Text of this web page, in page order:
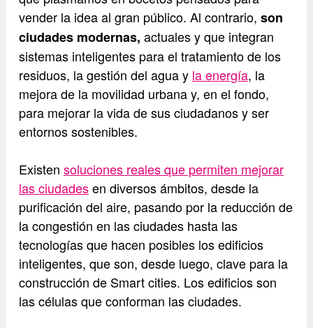
vender la idea al gran público. Al contrario, son
ciudades modernas, actuales y que integran
sistemas inteligentes para el tratamiento de los
residuos, la gestión del agua y la energía, la
mejora de la movilidad urbana y, en el fondo,
para mejorar la vida de sus ciudadanos y ser
entornos sostenibles.
Existen soluciones reales que permiten mejorar
las ciudadesen diversos ámbitos, desde la
purificación del aire, pasando por la reducción de
la congestión en las ciudades hasta las
tecnologías que hacen posibles los edificios
inteligentes, que son, desde luego, clave para la
construcción de Smart cities. Los edificios son
las células que conforman las ciudades.